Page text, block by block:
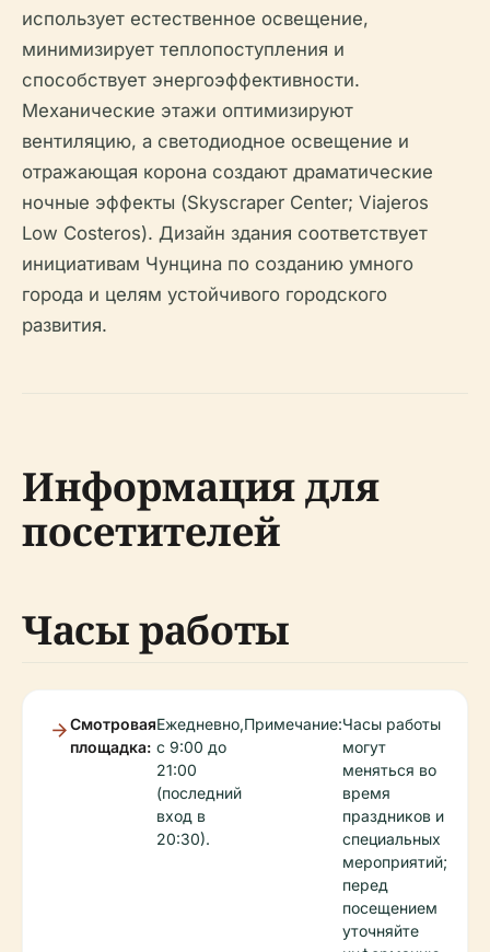
использует естественное освещение,
минимизирует теплопоступления и
способствует энергоэффективности.
Механические этажи оптимизируют
вентиляцию, а светодиодное освещение и
отражающая корона создают драматические
ночные эффекты (Skyscraper Center; Viajeros
Low Costeros). Дизайн здания соответствует
инициативам Чунцина по созданию умного
города и целям устойчивого городского
развития.
Информация для
посетителей
Часы работы
Смотровая
площадка:
Ежедневно,
с 9:00 до
21:00
(последний
вход в
20:30).
Примечание:Часы работы
могут
меняться во
время
праздников и
специальных
мероприятий;
перед
посещением
уточняйте